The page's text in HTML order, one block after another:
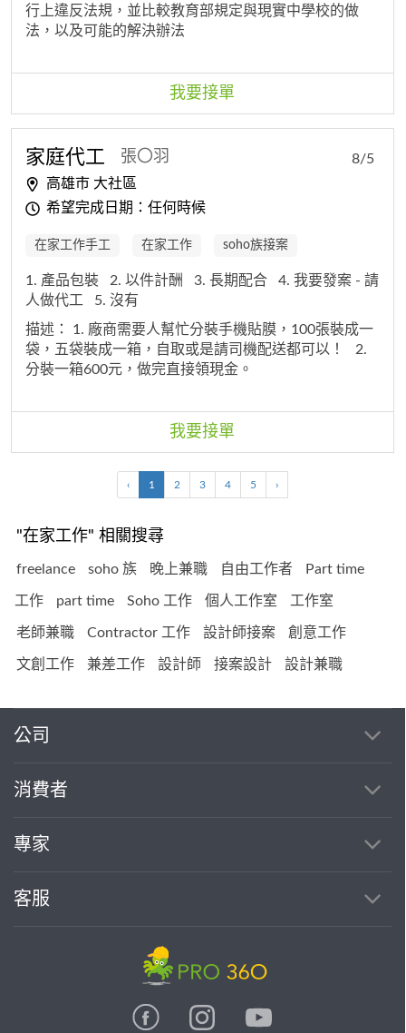
行上違反法規，並比較教育部規定與現實中學校的做
法，以及可能的解決辦法
我要接單
家庭代工 張〇羽
高雄市 大社區
希望完成日期：任何時候
8/5
在家工作手工 在家工作 soho族接案
1. 產品包裝 2. 以件計酬 3. 長期配合
4. 我要發案 - 請
人做代工
5. 沒有
描述： 1. 廠商需要人幫忙分裝手機貼膜，100張裝成一
袋，五袋裝成一箱，自取或是請司機配送都可以！
2.
分裝一箱600元，做完直接領現金。
我要接單
‹ 1 2 3 4 5 ›
"在家工作" 相關搜尋
freelance soho 族 晚上兼職 自由工作者 Part time
工作 part time Soho 工作 個人工作室 工作室
老師兼職 Contractor 工作 設計師接案 創意工作
文創工作 兼差工作 設計師 接案設計 設計兼職
公司
消費者
專家
客服